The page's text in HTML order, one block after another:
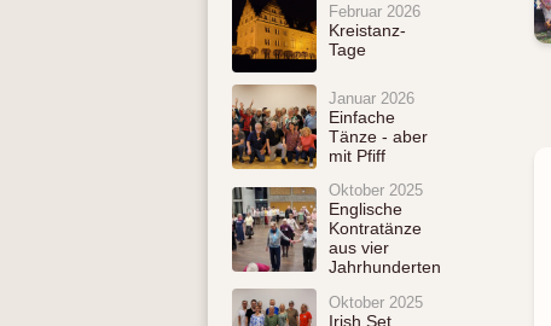
Februar 2026
Kreistanz-
Tage
Januar 2026
Einfache
Tänze - aber
mit Pfiff
Oktober 2025
Englische
Kontratänze
aus vier
Jahrhunderten
Oktober 2025
Irish Set